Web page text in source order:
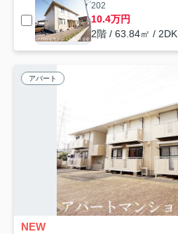
202
10.4万円
2階 / 63.84㎡ / 2DK
アパート
NEW